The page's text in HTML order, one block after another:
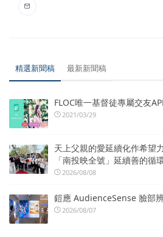
精選新聞稿 最新新聞稿
FLOC唯一基督徒專屬交友
2021/03/29
天上父親的愛延續化作希望
「南投映全號」延續善的循
2026/08/08
鎧應 AudienceSense 臉部
2026/08/07